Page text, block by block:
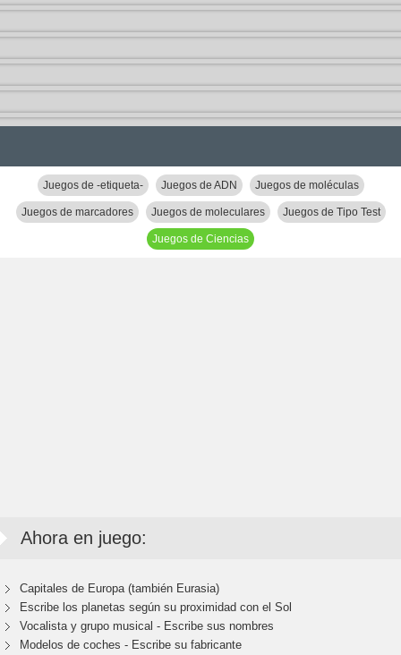
Juegos de -etiqueta- Juegos de ADN Juegos de moléculas
Juegos de marcadores Juegos de moleculares Juegos de Tipo Test
Juegos de Ciencias
Ahora en juego:
Capitales de Europa (también Eurasia)
Escribe los planetas según su proximidad con el Sol
Vocalista y grupo musical - Escribe sus nombres
Modelos de coches - Escribe su fabricante